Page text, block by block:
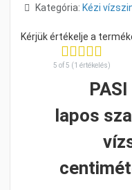
Részletek
Kategória: Kézi
5 of 5 (1 értékelés)
lapos